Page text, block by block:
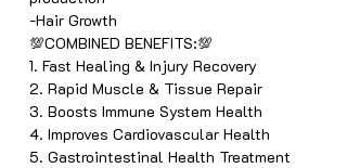
-Hair Growth
💯COMBINED BENEFITS:💯
1. Fast Healing & Injury Recovery
2. Rapid Muscle & Tissue Repair
3. Boosts Immune System Health
4. Improves Cardiovascular Health
5. Gastrointestinal Health Treatment